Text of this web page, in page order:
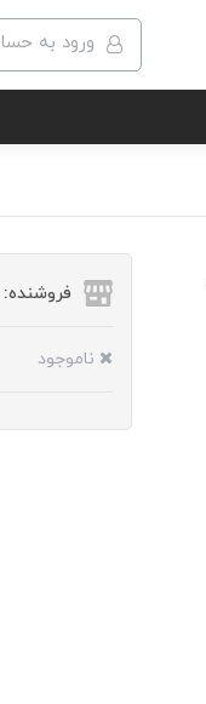
ورود به
ناموجود